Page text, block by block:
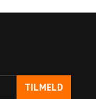
TILMELD